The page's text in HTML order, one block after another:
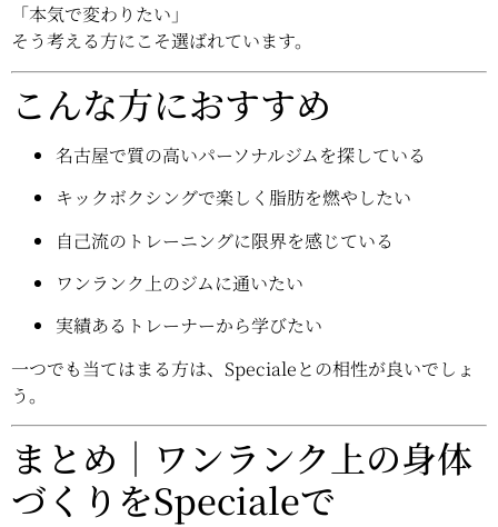
「本気で変わりたい」
そう考える方にこそ選ばれています。
こんな方におすすめ
名古屋で質の高いパーソナルジムを探している
キックボクシングで楽しく脂肪を燃やしたい
自己流のトレーニングに限界を感じている
ワンランク上のジムに通いたい
実績あるトレーナーから学びたい
一つでも当てはまる方は、Specialeとの相性が良いでしょ
う。
まとめ｜ワンランク上の身体
づくりをSpecialeで